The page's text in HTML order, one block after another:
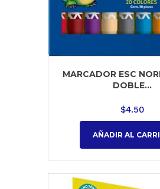
MARCADOR ESC
DOBLE...
$4.50
AÑADIR AL